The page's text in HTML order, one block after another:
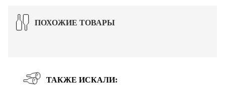
ПОХОЖИЕ ТОВАРЫ
ТАКЖЕ ИСКАЛИ: